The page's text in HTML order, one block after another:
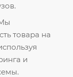
товара на
и